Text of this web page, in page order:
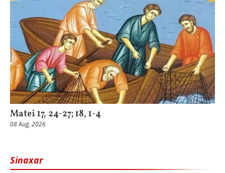
Matei 17, 24-27; 18, 1-4
08 Aug, 2026
Sinaxar